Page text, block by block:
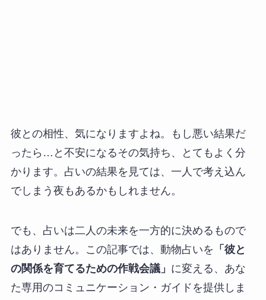
彼との相性、気になりますよね。もし悪い結果だ
ったら…と不安になるその気持ち、とてもよく分
かります。占いの結果を見ては、一人で考え込ん
でしまう夜もあるかもしれません。
でも、占いは二人の未来を一方的に決めるもので
はありません。この記事では、動物占いを 「彼と
の関係を育てるための作戦会議」 に変える、あな
た専用のコミュニケーション・ガイドを提供しま